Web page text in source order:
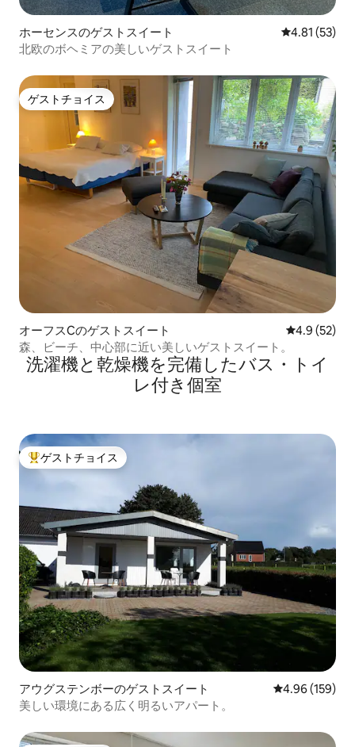
ホーセンスのゲストスイート レビュー53
4.81 (53)
北欧のボヘミアの美しいゲストスイート
ゲストチョイス
ゲストチョイス
オーフスCのゲストスイート レビュー52
4.9 (52)
森、ビーチ、中心部に近い美しいゲストスイート。
洗濯機と乾燥機を完備したバス・トイ
レ付き個室
大好評のゲストチョイスです。
ゲストチョイス
アウグステンボーのゲストスイート レビュー159
4.96 (159)
美しい環境にある広く明るいアパート。